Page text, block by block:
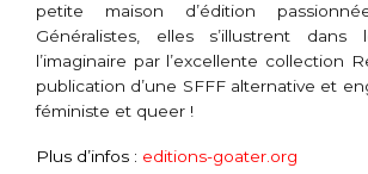
petite maison d’édition
Généralistes, elles s’illustrent
l’imaginaire par l’excellente collection
publication d’une SFFF alternative et
féministe et queer !
Plus d’infos : editions-goater.org